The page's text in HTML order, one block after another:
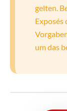
gelten.
um das